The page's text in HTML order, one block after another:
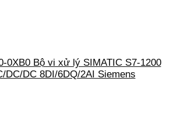
0XB0 Bộ vi xử lý SIMATIC S7-1200
DC/DC 8DI/6DQ/2AI Siemens